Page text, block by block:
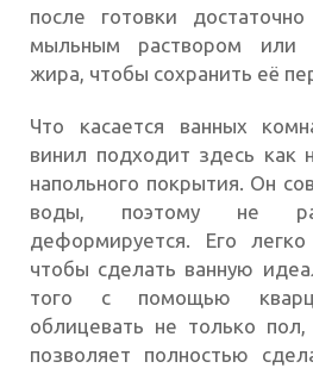
после готовки
мыльным раствором или
жира, чтобы сохранить её
Что касается ванных
винил подходит здесь как
напольного покрытия. Он
воды, поэтому не
деформируется. Его
чтобы сделать ванную
того с помощью
облицевать не только
позволяет полностью